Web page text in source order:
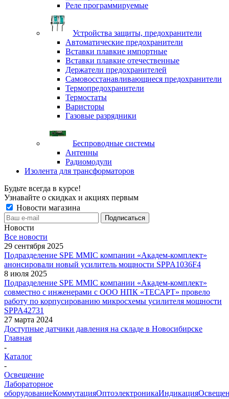
Реле программируемые
Устройства защиты, предохранители
Автоматические предохранители
Вставки плавкие импортные
Вставки плавкие отечественные
Держатели предохранителей
Самовосстанавливающиеся предохранители
Термопредохранители
Термостаты
Варисторы
Газовые разрядники
Беспроводные системы
Антенны
Радиомодули
Изолента для трансформаторов
Будьте всегда в курсе!
Узнавайте о скидках и акциях первым
Новости магазина
Новости
Все новости
29 сентября 2025
Подразделение SPE MMIC компании «Академ-комплект»
анонсировали новый усилитель мощности SPPA1036F4
8 июля 2025
Подразделение SPE MMIC компании «Академ-комплект»
совместно с инженерами с ООО НПК «ТЕСАРТ» провело
работу по корпусированию микросхемы усилителя мощности
SPPA42731
27 марта 2024
Доступные датчики давления на складе в Новосибирске
Главная
-
Каталог
-
Освещение
Лабораторное
оборудованиеКоммутацияОптоэлектроникаИндикация